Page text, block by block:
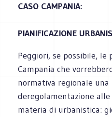
CASO CAMPANIA:
PIANIFICAZIONE
Peggiori, se possibile, le
Campania che
normativa regionale
deregolamentazione
materia di urbanistica: